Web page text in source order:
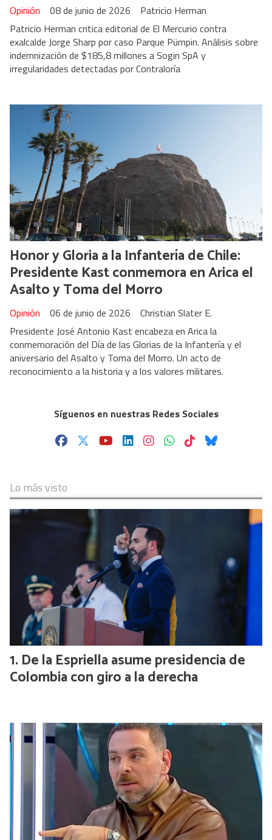
Patricio Herman
Opinión
08 de junio de 2026
Patricio Herman critica editorial de El Mercurio contra
exalcalde Jorge Sharp por caso Parque Pümpin. Análisis sobre
indemnización de $185,8 millones a Sogin SpA y
irregularidades detectadas por Contraloría
Honor y Gloria a la Infantería de Chile:
Presidente Kast conmemora en Arica el
Asalto y Toma del Morro
Christian Slater E.
Opinión
06 de junio de 2026
Presidente José Antonio Kast encabeza en Arica la
conmemoración del Día de las Glorias de la Infantería y el
aniversario del Asalto y Toma del Morro. Un acto de
reconocimiento a la historia y a los valores militares.
Síguenos en nuestras Redes Sociales
Lo más visto
De la Espriella asume presidencia de
Colombia con giro a la derecha